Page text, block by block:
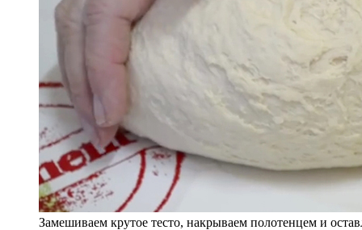
Замешиваем крутое тесто, накрываем полотенцем и